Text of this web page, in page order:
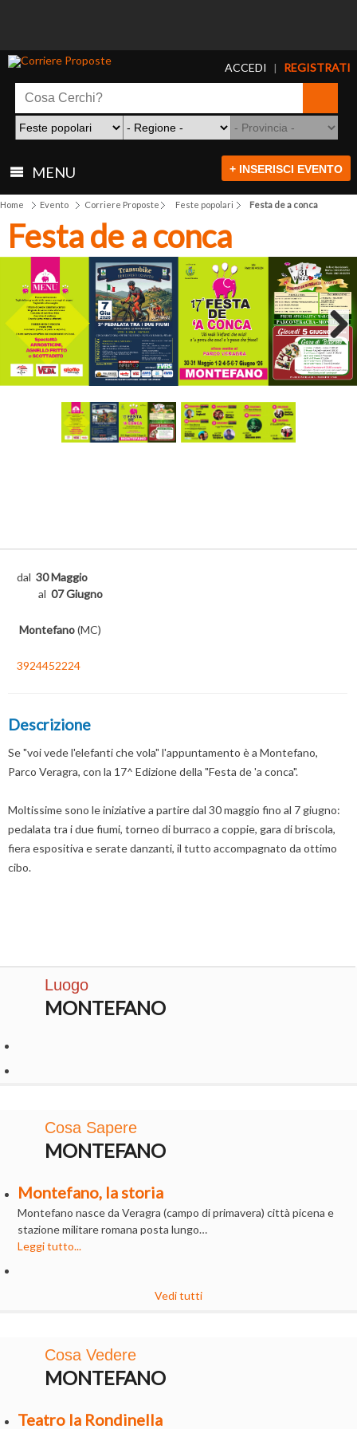
ACCEDI | REGISTRATI
MENU + INSERISCI EVENTO
Home Evento Corriere Proposte Feste popolari Festa de a conca
Festa de a conca
Next
dal 30 Maggio
al 07 Giugno
Montefano(MC)
3924452224
Descrizione
Se "voi vede l'elefanti che vola" l'appuntamento è a Montefano,
Parco Veragra, con la 17^ Edizione della "Festa de 'a conca".
Moltissime sono le iniziative a partire dal 30 maggio fino al 7 giugno:
pedalata tra i due fiumi, torneo di burraco a coppie, gara di briscola,
fiera espositiva e serate danzanti, il tutto accompagnato da ottimo
cibo.
Luogo
MONTEFANO
Cosa Sapere
MONTEFANO
Montefano, la storia
Montefano nasce da Veragra (campo di primavera) città picena e
stazione militare romana posta lungo…
Leggi tutto...
Vedi tutti
Cosa Vedere
MONTEFANO
Teatro la Rondinella